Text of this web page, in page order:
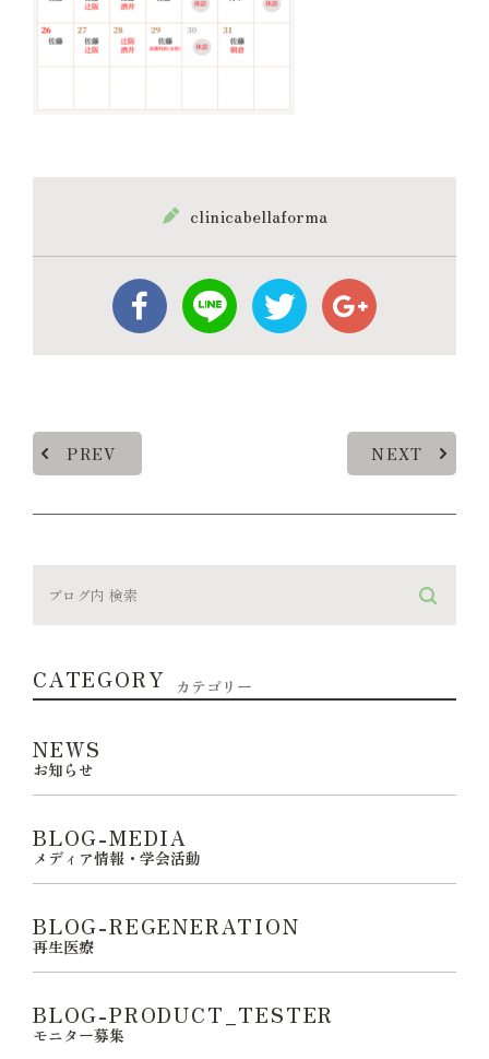
clinicabellaforma
PREV NEXT
CATEGORY カテゴリー
NEWS
お知らせ
BLOG-MEDIA
メディア情報・学会活動
BLOG-REGENERATION
再生医療
BLOG-PRODUCT_TESTER
モニター募集